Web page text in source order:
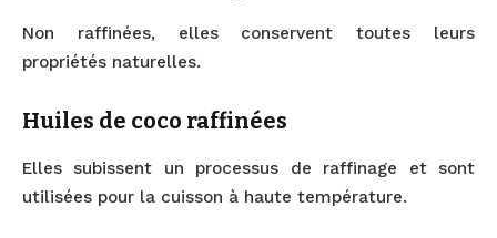
Non raffinées, elles conservent toutes leurs
propriétés naturelles.
Huiles de coco raffinées
Elles subissent un processus de raffinage et sont
utilisées pour la cuisson à haute température.